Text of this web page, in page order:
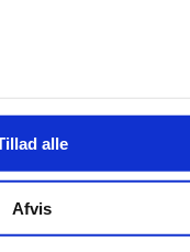
alle
Afvis